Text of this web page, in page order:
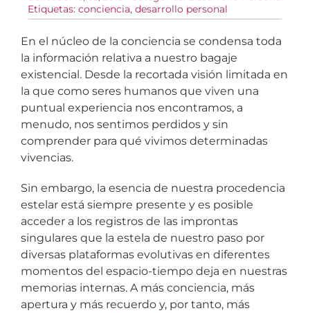
Etiquetas: conciencia, desarrollo personal
En el núcleo de la conciencia se condensa toda
la información relativa a nuestro bagaje
existencial. Desde la recortada visión limitada en
la que como seres humanos que viven una
puntual experiencia nos encontramos, a
menudo, nos sentimos perdidos y sin
comprender para qué vivimos determinadas
vivencias.
Sin embargo, la esencia de nuestra procedencia
estelar está siempre presente y es posible
acceder a los registros de las improntas
singulares que la estela de nuestro paso por
diversas plataformas evolutivas en diferentes
momentos del espacio-tiempo deja en nuestras
memorias internas. A más conciencia, más
apertura y más recuerdo y, por tanto, más